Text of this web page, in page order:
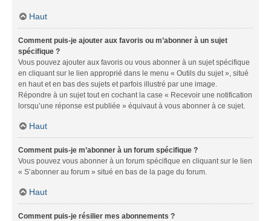
Haut
Comment puis-je ajouter aux favoris ou m’abonner à un sujet
spécifique ?
Vous pouvez ajouter aux favoris ou vous abonner à un sujet spécifique
en cliquant sur le lien approprié dans le menu « Outils du sujet », situé
en haut et en bas des sujets et parfois illustré par une image.
Répondre à un sujet tout en cochant la case « Recevoir une notification
lorsqu’une réponse est publiée » équivaut à vous abonner à ce sujet.
Haut
Comment puis-je m’abonner à un forum spécifique ?
Vous pouvez vous abonner à un forum spécifique en cliquant sur le lien
« S’abonner au forum » situé en bas de la page du forum.
Haut
Comment puis-je résilier mes abonnements ?